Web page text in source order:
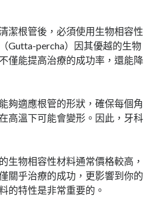
潔根管後，必須使用生物相容性
Gutta-percha）因其優越的生物
僅能提高治療的成功率，還能降
夠適應根管的形狀，確保每個角
高溫下可能會變形。因此，牙科
生物相容性材料通常價格較高，
關乎治療的成功，更影響到你的
的特性是非常重要的。